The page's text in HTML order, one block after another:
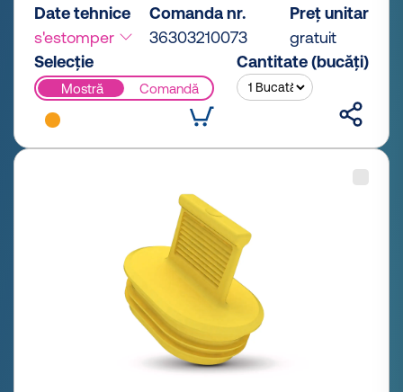
Date tehnice
s'estomper
Comanda nr.
36303210073
Preț unitar
gratuit
Selecție
Mostră Comandă
Cantitate (bucăți)